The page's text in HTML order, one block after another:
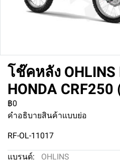
โช๊คหลัง
HONDA
฿0
คำอธิบายสินค้าแบบย่อ
RF-OL-11017
แบรนด์:
OHLINS